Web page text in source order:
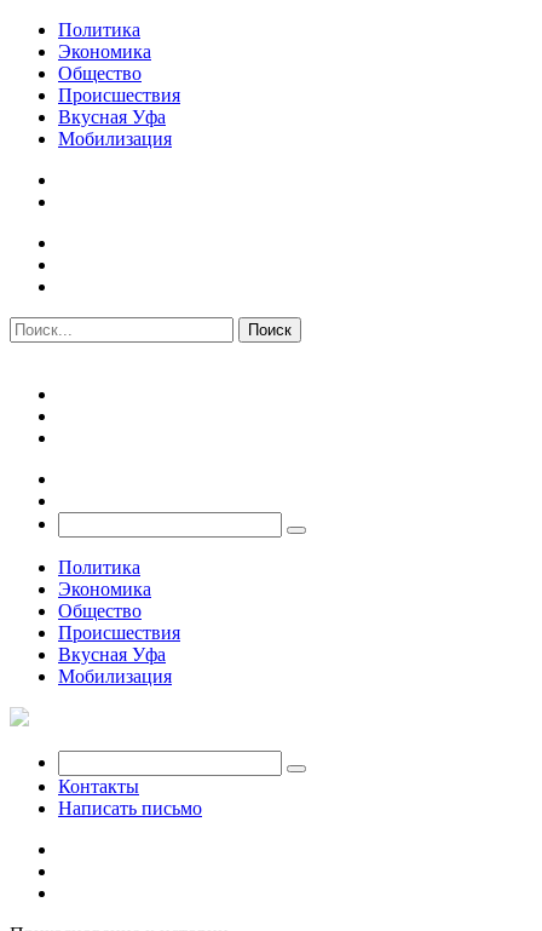
Политика
Экономика
Общество
Происшествия
Вкусная Уфа
Мобилизация
Политика
Экономика
Общество
Происшествия
Вкусная Уфа
Мобилизация
Контакты
Написать письмо